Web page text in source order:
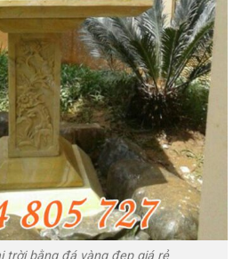
trời bằng đá vàng đẹp giá rẻ